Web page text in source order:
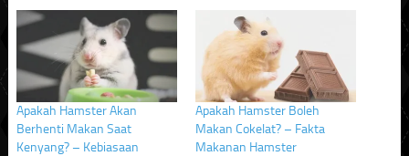
(Opens
new
window)
(Opens
in
new
window)
(Opens
in
new
window)
Apakah Hamster Akan
Berhenti Makan Saat
Kenyang? – Kebiasaan
Apakah Hamster Boleh
Makan Cokelat? – Fakta
Makanan Hamster